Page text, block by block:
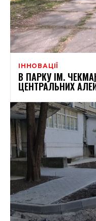
ІННОВАЦІЇ
В ПАРКУ ІМ.
ЦЕНТРАЛЬНИХ